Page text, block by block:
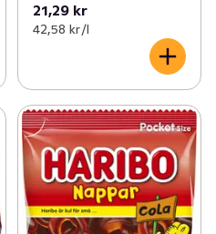
21,29 kr
42,58 kr /l